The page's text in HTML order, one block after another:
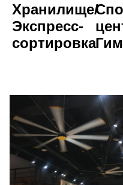
Хранилище/
Экспресс-
сортировка